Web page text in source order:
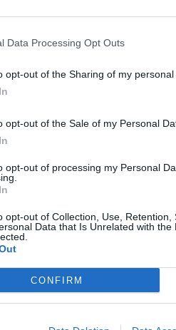
Data Processing Opt Outs
opt-out of the Sharing of my personal
opt-out of the Sale of my Personal
opt-out of processing my Personal
opt-out of Collection, Use, Retention,
Data that Is Unrelated with the
CONFIRM
club CBGB μεταφέρεται
«καλά», μετά από
Kurtis Blow,